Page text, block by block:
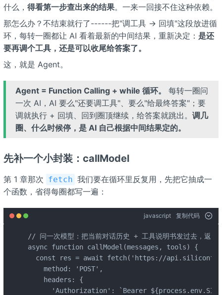
什么， 得看第一步查出来的结果。一来一回接不住这种依赖。
那怎么办？不结束就行了------把"调工具 → 回填"这段放进循
环，每转一圈都让 AI 看着最新的中间结果，重新决定： 是还
要再调个工具，还是可以收尾给答案了。
这，就是 Agent。
Agent = Function Calling + while 循环。
每转一圈问
一次 AI，AI 要么"还要调工具"、要么"给最终答案"；要
调就执行 + 回填、回到圈顶继续，给答案就跳出。 调几
圈、什么时候停，是 AI 自己根据中间结果定的。
先补一个小封装：callModel
第 1 章那次 fetch 我们要在循环里反复用，先把它抽成一
个函数，省得每圈都写一遍：
javascript 复制代码
// 问一次模型：把当前对话历史 + 工具说明书发过去，返回
async function callModel(messages, tools) {
const res = await fetch('https://
    method: 'POST',
    headers: {
'Authorization': `Bearer